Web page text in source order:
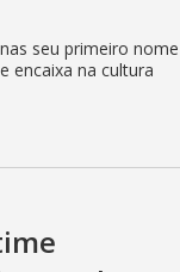
seu primeiro nome
encaixa na cultura